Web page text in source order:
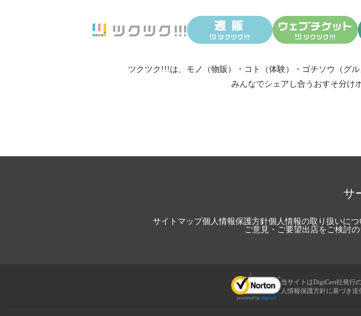
ツクツク!!!は、 モノ（物販） ・ コト（体験） ・ ゴチソウ（グル
みんなでシェアし合う おすそ分け
サ
サイトマップ個人情報保護方針個人情報の取り扱いにつ
ご意見・ご要望出店をご検討
当サイトはDigiCert社発行
人情報保護方針に基づき送